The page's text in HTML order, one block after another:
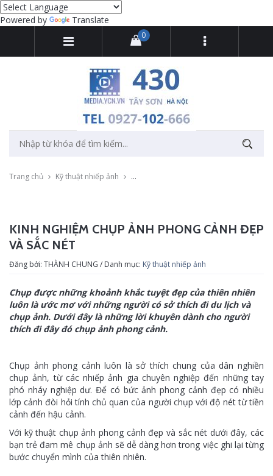
Powered by Translate
0
Trang chủ Kỹ thuật nhiếp ảnh Kinh nghiệm chụp ảnh phong cảnh đẹp
KINH NGHIỆM CHỤP ẢNH PHONG CẢNH ĐẸP
VÀ SẮC NÉT
Đăng bởi: THÀNH CHUNG / Danh mục: Kỹ thuật nhiếp ảnh
Chụp được những khoảnh khắc tuyệt đẹp của thiên nhiên
luôn là ước mơ với những người có sở thích đi du lịch và
chụp ảnh. Dưới đây là những lời khuyên dành cho người
thích đi đây đó chụp ảnh phong cảnh.
Chụp ảnh phong cảnh luôn là sở thích chung của dân nghiền
chụp ảnh, từ các nhiếp ảnh gia chuyên nghiệp đến những tay
phó nháy nghiệp dư. Để có bức ảnh phong cảnh đẹp có nhiều
lớp cảnh đòi hỏi tính chủ quan của người chụp với độ nét từ tiền
cảnh đến hậu cảnh.
Với kỹ thuật chụp ảnh phong cảnh đẹp và sắc nét dưới đây, các
bạn trẻ đam mê chụp ảnh sẽ dễ dàng hơn trong việc ghi lại từng
bước chuyển mình của thiên nhiên.